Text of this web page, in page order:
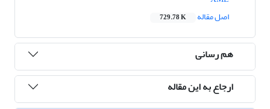
اصل مقاله
729.78 K
هم رسانی
ارجاع به این مقاله